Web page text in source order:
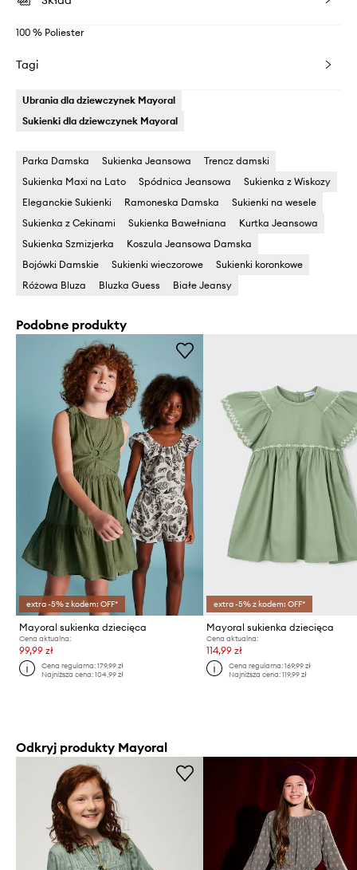
100 % Poliester
Tagi
Ubrania dla dziewczynek Mayoral
Sukienki dla dziewczynek Mayoral
Parka Damska Sukienka Jeansowa
Trencz damski
Sukienka Maxi na Lato
Spódnica Jeansowa
Sukienka z Wiskozy
Eleganckie Sukienki
Ramoneska Damska
Sukienki na wesele
Sukienka z Cekinami
Sukienka Bawełniana
Kurtka Jeansowa
Sukienka Szmizjerka
Koszula Jeansowa Damska
Bojówki Damskie
Sukienki wieczorowe
Sukienki koronkowe
Różowa Bluza
Bluzka Guess Białe Jeansy
Podobne produkty
extra -5% z kodem: OFF*
Mayoral sukienka dziecięca
Cena aktualna:
99,99 zł
Cena regularna:179,99 zł
Najniższa cena:104,99 zł
extra -5% z kodem: OFF*
Mayoral sukienka dziecięca
Cena aktualna:
114,99 zł
Cena regularna: 169,99 zł
Najniższa cena: 119,99 zł
Odkryj produkty Mayoral